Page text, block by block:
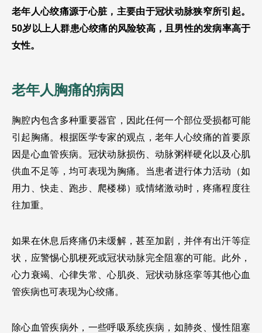
老年人心绞痛源于心脏，主要由于冠状动脉狭窄所引起。
50岁以上人群患心绞痛的风险较高，且男性的发病率高于
女性。
老年人胸痛的病因
胸腔内包含多种重要器官，因此任何一个部位受损都可能
引起胸痛。根据医学专家的观点，老年人心绞痛的首要原
因是心血管疾病。冠状动脉损伤、动脉粥样硬化以及心肌
供血不足等，均可表现为胸痛。当患者进行体力活动（如
用力、快走、跑步、爬楼梯）或情绪激动时，疼痛程度往
往加重。
如果在休息后疼痛仍未缓解，甚至加剧，并伴有出汗等症
状，应警惕心肌梗死或冠状动脉完全阻塞的可能。此外，
心力衰竭、心律失常、心肌炎、冠状动脉痉挛等其他心血
管疾病也可表现为心绞痛。
除心血管疾病外，一些呼吸系统疾病，如肺炎、慢性阻塞